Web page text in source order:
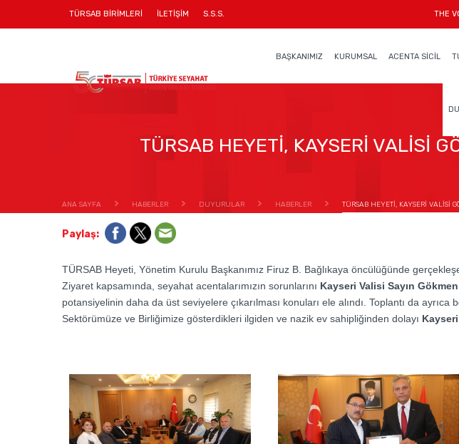
TÜRSAB BİRİMLERİ İLETİŞİM S.S.S. THE
BAŞKANIMIZ KURUMSAL ACENTA SİCİL
TÜRSAB HEYETİ, KAYSERİ VALİSİ
ANA SAYFA HABERLER DUYURULAR HABERLER TÜRSAB HEYETİ, KAYSERİ VALİSİ
Paylaş:
TÜRSAB Heyeti, Yönetim Kurulu Başkanımız Firuz B. Bağlıkaya öncülüğünde
Ziyaret kapsamında, seyahat acentalarımızın sorunlarını Kayseri Valisi Sayın
potansiyelinin daha da üst seviyelere çıkarılması konuları ele alındı. Toplantı da
Sektörümüze ve Birliğimize gösterdikleri ilgiden ve nazik ev sahipliğinden dolayı